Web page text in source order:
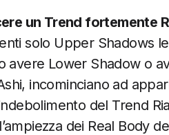
un Trend fortemente
solo Upper Shadows
avere Lower Shadow o
incominciano ad
del Trend
dei Real Body